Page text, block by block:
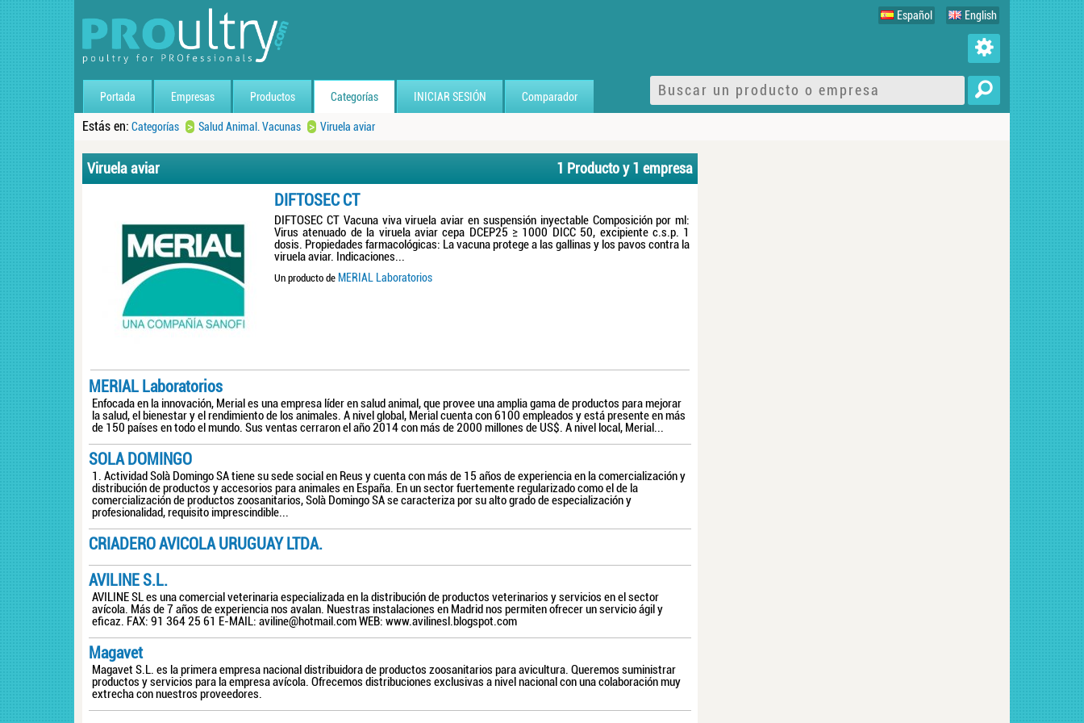
Portada Empresas Productos Categorías INICIAR SESIÓN Comparador
Español English
Estás en: Categorías > Salud Animal. Vacunas > Viruela aviar
Viruela aviar 1 Producto y 1 empresa
DIFTOSEC CT
DIFTOSEC CT Vacuna viva viruela aviar en suspensión inyectable Composición por ml:
Virus atenuado de la viruela aviar cepa DCEP25 ≥ 1000 DICC 50, excipiente c.s.p. 1
dosis. Propiedades farmacológicas: La vacuna protege a las gallinas y los pavos contra la
viruela aviar. Indicaciones...
Un producto de MERIAL Laboratorios
MERIAL Laboratorios
Enfocada en la innovación, Merial es una empresa líder en salud animal, que provee una amplia gama de productos para mejorar
la salud, el bienestar y el rendimiento de los animales. A nivel global, Merial cuenta con 6100 empleados y está presente en más
de 150 países en todo el mundo. Sus ventas cerraron el año 2014 con más de 2000 millones de US$. A nivel local, Merial...
SOLA DOMINGO
1. Actividad Solà Domingo SA tiene su sede social en Reus y cuenta con más de 15 años de experiencia en la comercialización y
distribución de productos y accesorios para animales en España. En un sector fuertemente regularizado como el de la
comercialización de productos zoosanitarios, Solà Domingo SA se caracteriza por su alto grado de especialización y
profesionalidad, requisito imprescindible...
CRIADERO AVICOLA URUGUAY LTDA.
AVILINE S.L.
AVILINE SL es una comercial veterinaria especializada en la distribución de productos veterinarios y servicios en el sector
avícola. Más de 7 años de experiencia nos avalan. Nuestras instalaciones en Madrid nos permiten ofrecer un servicio ágil y
eficaz. FAX: 91 364 25 61 E-MAIL: aviline@hotmail.comWEB: www.avilinesl.blogspot.com
Magavet
Magavet S.L. es la primera empresa nacional distribuidora de productos zoosanitarios para avicultura. Queremos suministrar
productos y servicios para la empresa avícola. Ofrecemos distribuciones exclusivas a nivel nacional con una colaboración muy
extrecha con nuestros proveedores.